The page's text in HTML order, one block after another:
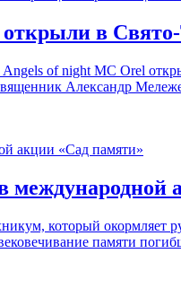
открыли в
of night MC Orel
Александр
международной
который окормляет
памяти